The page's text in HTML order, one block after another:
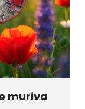
muriva